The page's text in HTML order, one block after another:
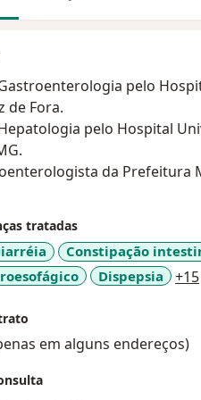
pelo
de Fora.
pelo Hospital
da Prefeitura
(gordura no fígado),
biliares, entre outras.
de Crohn e Retocolite
doença celíaca,
ser sua médica e cuidar da
tratadas
Constipação
Dispepsia +15
em alguns endereços)